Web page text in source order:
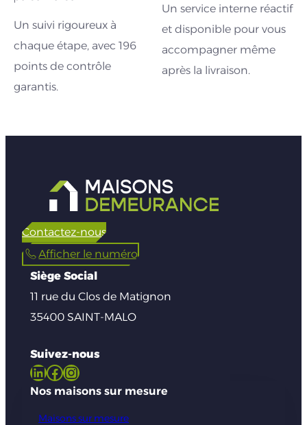
Un suivi rigoureux à
chaque étape, avec 196
points de contrôle
garantis.
Un service interne réactif
et disponible pour vous
accompagner même
après la livraison.
Contactez-nous
Afficher le numéro
Siège Social
11 rue du Clos de Matignon
35400 SAINT-MALO
Suivez-nous
LinkedIn Facebook Instagram
Nos maisons sur mesure
Maisons sur mesure